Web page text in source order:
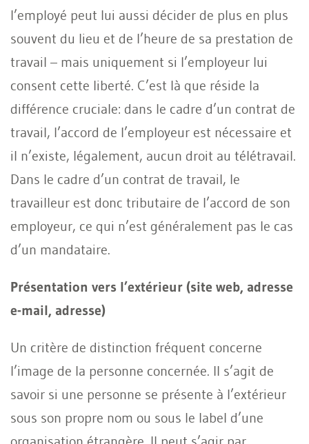
l’employé peut lui aussi décider de plus en plus
souvent du lieu et de l’heure de sa prestation de
travail – mais uniquement si l’employeur lui
consent cette liberté. C’est là que réside la
différence cruciale: dans le cadre d’un contrat de
travail, l’accord de l’employeur est nécessaire et
il n’existe, légalement, aucun droit au télétravail.
Dans le cadre d’un contrat de travail, le
travailleur est donc tributaire de l’accord de son
employeur, ce qui n’est généralement pas le cas
d’un mandataire.
Présentation vers l’extérieur (site web, adresse
e-mail, adresse)
Un critère de distinction fréquent concerne
l’image de la personne concernée. Il s’agit de
savoir si une personne se présente à l’extérieur
sous son propre nom ou sous le label d’une